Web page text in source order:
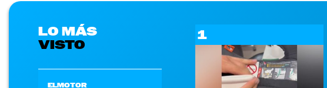
LO MÁS
VISTO
ELMOTOR
1